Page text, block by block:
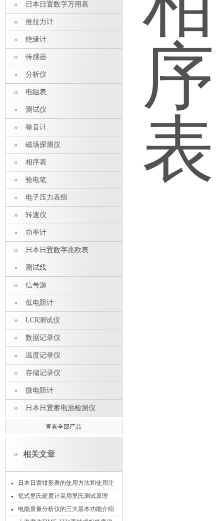
日本日置数字万用表
推拉力计
绝缘计
传感器
分析仪
电阻表
测试仪
噪音计
磁场探测仪
相序表
验电笔
电子压力表组
转速仪
功率计
日本日置数字兆欧表
测试线
信号源
低电阻计
LCR测试仪
数据记录仪
温度记录仪
存储记录仪
微电阻计
日本日置蓄电池检测仪
查看全部产品
相关文章
日本日置钳形表的使用方法和使用注
意事项
笔式里氏硬度计采用里氏测试原理
电能质量分析仪的三大基本功能介绍